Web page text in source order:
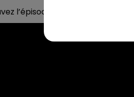
l’épisode précédent en vidéo :